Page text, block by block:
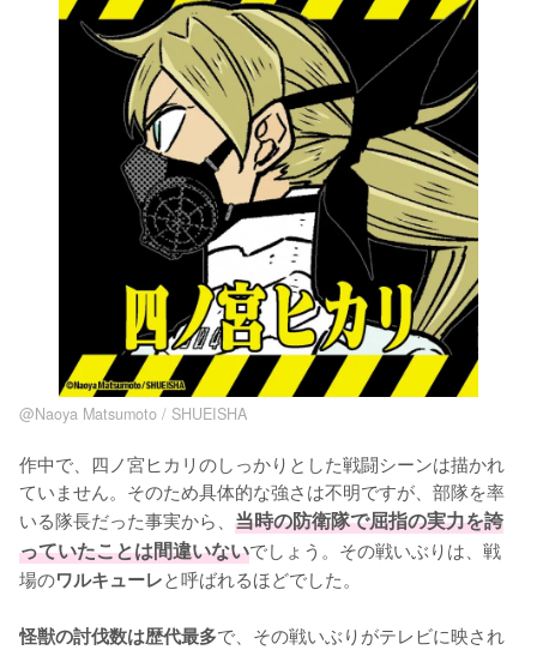
@Naoya Matsumoto / SHUEISHA
作中で、四ノ宮ヒカリのしっかりとした戦闘シーンは描かれ
ていません。そのため具体的な強さは不明ですが、部隊を率
いる隊長だった事実から、 当時の防衛隊で屈指の実力を誇
っていたことは間違いないでしょう。その戦いぶりは、戦
場のワルキューレと呼ばれるほどでした。
怪獣の討伐数は歴代最多で、その戦いぶりがテレビに映され